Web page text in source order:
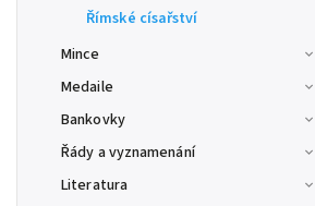
Římské císařství
Mince
Medaile
Bankovky
Řády a vyznamenání
Literatura